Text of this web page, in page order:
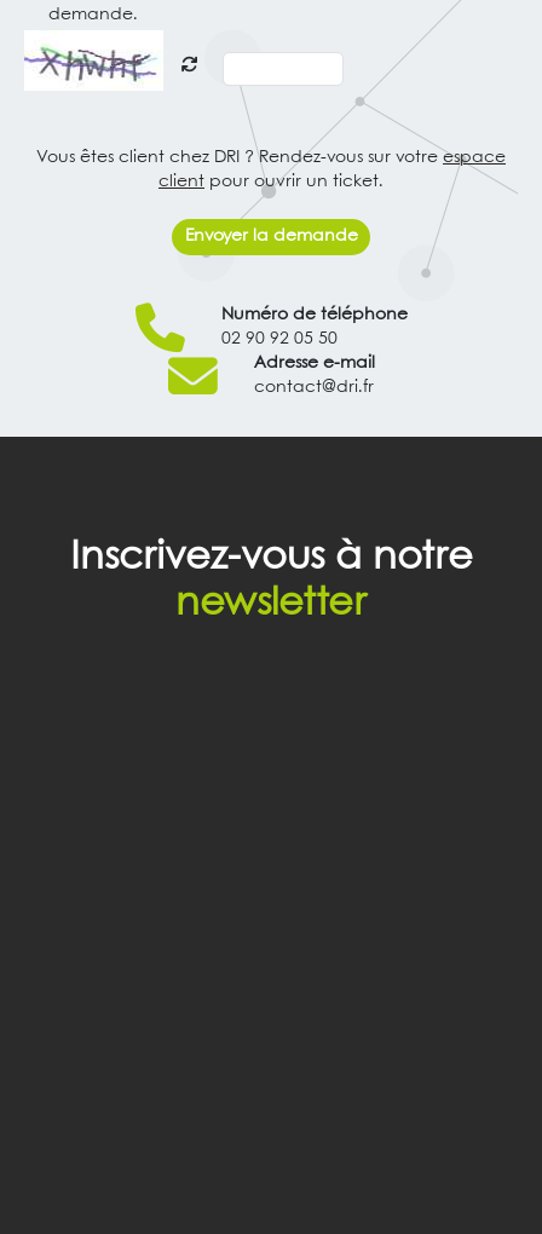
demande.
Vous êtes client chez DRI ? Rendez-vous sur votre espace
client pour ouvrir un ticket.
Envoyer la demande
Numéro de téléphone
02 90 92 05 50
Adresse e-mail
contact@dri.fr
Inscrivez-vous à notre
newsletter